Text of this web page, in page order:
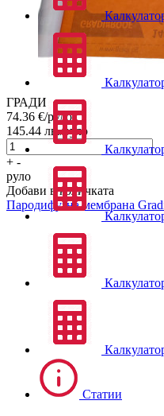
ГРАДИ
74.36 €/руло
145.44 лв./руло
+ -
руло
Добави в количката
Пародифузна мембрана
Статии